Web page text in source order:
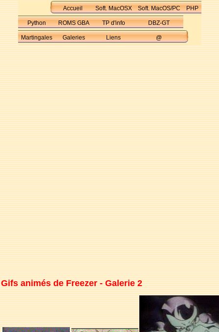
Accueil Soft. MacOSX Soft. MacOS/PC PHP
Python ROMS GBA TP d'info DBZ-GT
Martingales Galeries Liens @
Gifs animés de Freezer - Galerie 2